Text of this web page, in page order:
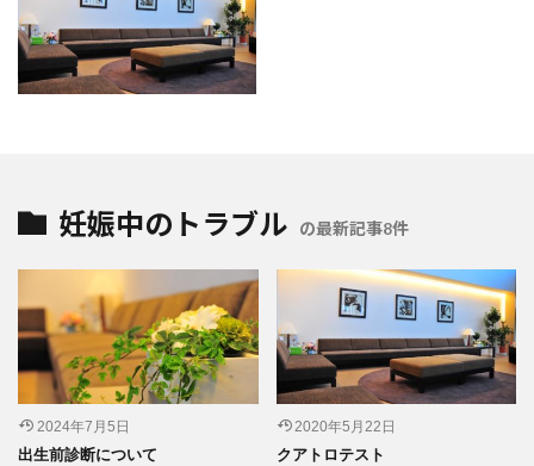
妊娠中のトラブル の最新記事8件
2024年7月5日
出生前診断について
2020年5月22日
クアトロテスト